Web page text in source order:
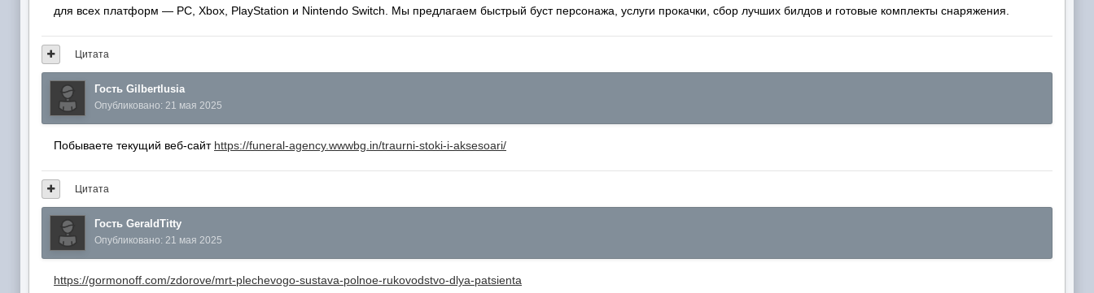
для всех платформ — PC, Xbox, PlayStation и Nintendo Switch. Мы предлагаем быстрый буст персонажа, услуги прокачки, сбор лучших билдов и готовые комплекты снаряжения.
Цитата
Гость Gilbertlusia
Опубликовано: 21 мая 2025
Побываете текущий веб-сайт https://funeral-agency.wwwbg.in/traurni-stoki-i-aksesoari/
Цитата
Гость GeraldTitty
Опубликовано: 21 мая 2025
https://gormonoff.com/zdorove/mrt-plechevogo-sustava-polnoe-rukovodstvo-dlya-patsienta